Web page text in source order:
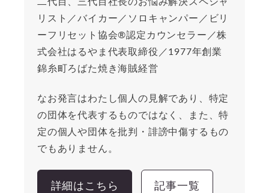
二代目、三代目社長のお悩み解決スペシャ
リスト／バイカー／ソロキャンパー／ビリ
ーフリセット協会®︎認定カウンセラー／株
式会社はるやま代表取締役／1977年創業
錦糸町ろばた焼き海賊経営
なお発言はわたし個人の見解であり、特定
の団体を代表するものではなく、また、特
定の個人や団体を批判・誹謗中傷するもの
でもありません。
詳細はこちら 記事一覧